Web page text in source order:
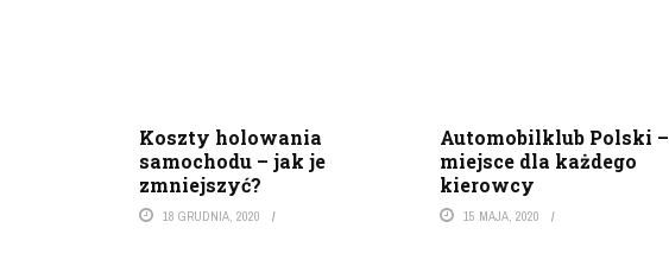
Koszty holowania
samochodu – jak je
zmniejszyć?
18 GRUDNIA, 2020
Automobilklub Polski –
miejsce dla każdego
kierowcy
15 MAJA, 2020